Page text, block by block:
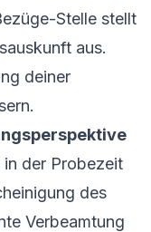
Stelle stellt
aus.
deiner
der Probezeit
des
Verbeamtung